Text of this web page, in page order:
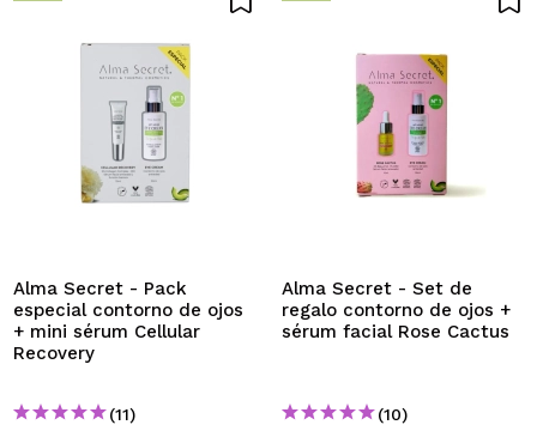
Alma Secret - Pack
especial contorno de ojos
+ mini sérum Cellular
Recovery
(11)
Alma Secret - Set de
regalo contorno de ojos +
sérum facial Rose Cactus
(10)